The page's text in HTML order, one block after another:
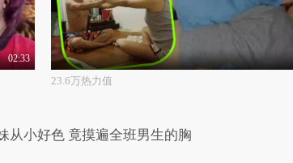
02:33
23.6万热力值
从小好色 竟摸遍全班男生的胸